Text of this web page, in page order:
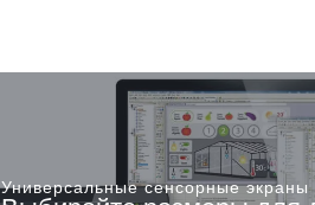
Универсальные сенсорные экраны